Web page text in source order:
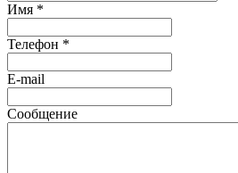
Имя *
Телефон *
E-mail
Сообщение